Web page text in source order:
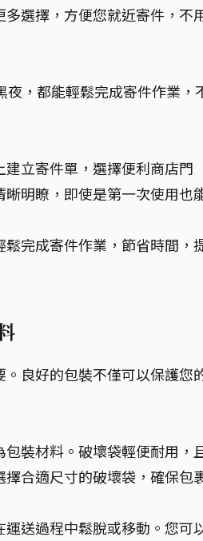
選擇，方便您就近寄件，不
，都能輕鬆完成寄件作業，
立寄件單，選擇便利商店門
明瞭，即使是第一次使用也
完成寄件作業，節省時間，
良好的包裝不僅可以保護您
裝材料。破壞袋輕便耐用，
合適尺寸的破壞袋，確保包
送過程中鬆脫或移動。您可